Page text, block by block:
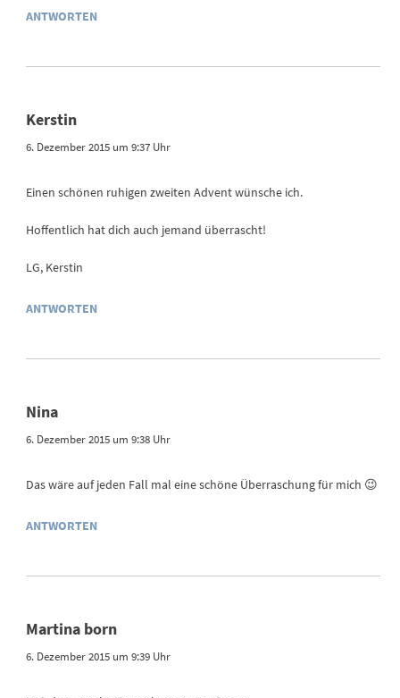
ANTWORTEN
Kerstin
6. Dezember 2015 um 9:37 Uhr
Einen schönen ruhigen zweiten Advent wünsche ich.
Hoffentlich hat dich auch jemand überrascht!
LG, Kerstin
ANTWORTEN
Nina
6. Dezember 2015 um 9:38 Uhr
Das wäre auf jeden Fall mal eine schöne Überraschung für mich 😉
ANTWORTEN
Martina born
6. Dezember 2015 um 9:39 Uhr